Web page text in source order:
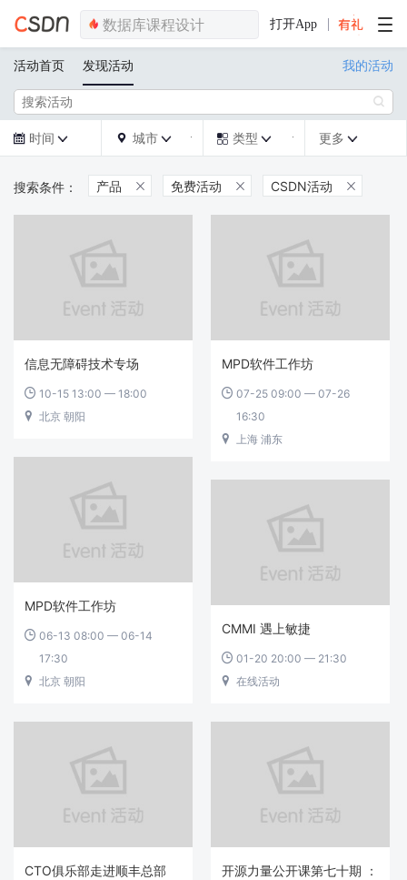
打开App
活动首页 发现活动 我的活动

 时间   城市   类型  更多 
产品  免费活动  CSDN活动 
信息无障碍技术专场
 10-15 13:00 — 18:00
 北京 朝阳
MPD软件工作坊
 07-25 09:00 — 07-26
16:30
 上海 浦东
MPD软件工作坊
 06-13 08:00 — 06-14
17:30
 北京 朝阳
CMMI 遇上敏捷
 01-20 20:00 — 21:30
 在线活动
CTO俱乐部走进顺丰总部
开源力量公开课第七十期 ：